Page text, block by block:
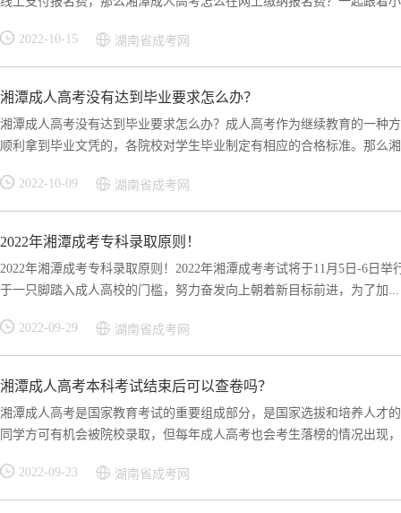
2022-10-15 湖南省成考网
湘潭成人高考没有达到毕业要求怎么办？
湘潭成人高考没有达到毕业要求怎么办？成人高考作为继续教育的一种
顺利拿到毕业文凭的，各院校对学生毕业制定有相应的合格标准。那么
2022-10-09 湖南省成考网
2022年湘潭成考专科录取原则！
2022年湘潭成考专科录取原则！2022年湘潭成考考试将于11月5日-6日
于一只脚踏入成人高校的门槛，努力奋发向上朝着新目标前进，为了加...
2022-09-29 湖南省成考网
湘潭成人高考本科考试结束后可以查卷吗？
湘潭成人高考是国家教育考试的重要组成部分，是国家选拔和培养人才
同学方可有机会被院校录取，但每年成人高考也会考生落榜的情况出现
2022-09-23 湖南省成考网